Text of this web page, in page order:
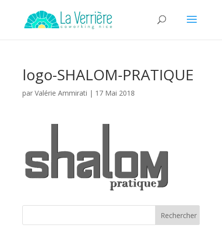
logo-SHALOM-PRATIQUE
par Valérie Ammirati | 17 Mai 2018